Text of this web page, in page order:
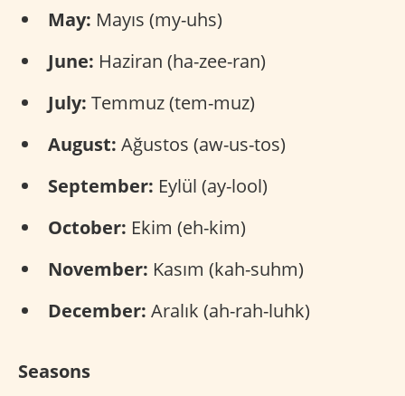
May: Mayıs (my-uhs)
June: Haziran (ha-zee-ran)
July: Temmuz (tem-muz)
August: Ağustos (aw-us-tos)
September: Eylül (ay-lool)
October: Ekim (eh-kim)
November: Kasım (kah-suhm)
December: Aralık (ah-rah-luhk)
Seasons